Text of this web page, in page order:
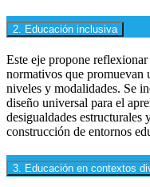
2. Educación inclusiva
Este eje propone
normativos que promuevan
niveles y modalidades. Se
diseño universal para el
desigualdades
construcción de entornos
3. Educación en contextos